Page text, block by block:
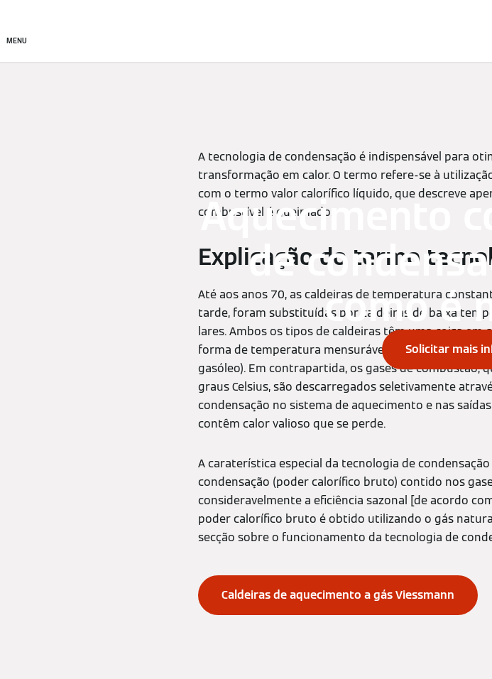
MENU
Aquecimento
de
como é
Solicitar mais
A tecnologia de condensação é indispensável para
transformação em calor. O termo refere-se à
com o termo valor calorífico líquido, que descreve
combustível é queimado.
Explicação do termo
Até aos anos 70, as caldeiras de temperatura
tarde, foram substituídas por caldeiras de baixa
lares. Ambos os tipos de caldeiras têm uma coisa
forma de temperatura mensurável (valor calorífico
gasóleo). Em contrapartida, os gases de
graus Celsius, são descarregados seletivamente
condensação no sistema de aquecimento e nas
contêm calor valioso que se perde.
A caraterística especial da tecnologia de
condensação (poder calorífico bruto) contido nos
consideravelmente a eficiência sazonal [de acordo
poder calorífico bruto é obtido utilizando o gás
secção sobre o funcionamento da tecnologia de
Caldeiras de aquecimento a gás Viessmann